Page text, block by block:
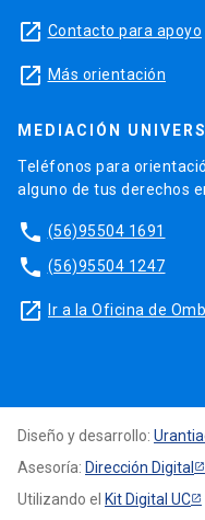
launch Contacto para apoyo
launch Más orientación
MEDIACIÓN
Teléfonos para
alguno de tus derechos
phone (56)95504 1691
phone (56)95504 1247
launch Ir a la Oficina de
Diseño y desarrollo:
Asesoría: Dirección Digital
Utilizando el Kit Digital UC